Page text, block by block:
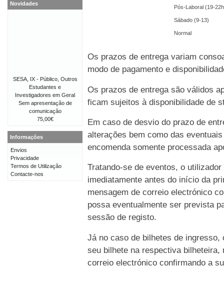
Pós-Laboral (19-
Sábado (9-13)
Normal
Os prazos de entrega variam
modo de pagamento e
Os prazos de entrega são válidos
ficam sujeitos à disponibilidade de
Em caso de desvio do prazo de
alterações bem como das
encomenda somente processada
Tratando-se de eventos, o
imediatamente antes do início da
mensagem de correio electrónico
possa eventualmente ser prevista
sessão de registo.
Já no caso de bilhetes de
seu bilhete na respectiva bilheteira,
correio electrónico confirmando a
Novidades
SESA, IX - Público, Outros
Estudantes e
Investigadores em Geral
Sem apresentação de
comunicação
75,00€
Informações
Envios
Privacidade
Termos de Utilização
Contacte-nos